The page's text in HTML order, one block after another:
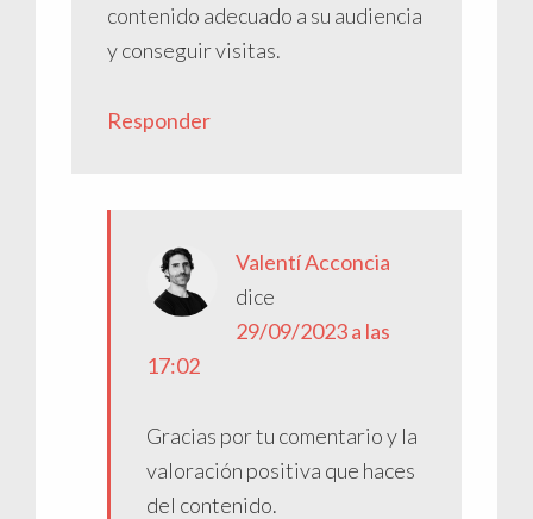
contenido adecuado a su audiencia
y conseguir visitas.
Responder
Valentí Acconcia
dice
29/09/2023 a las
17:02
Gracias por tu comentario y la
valoración positiva que haces
del contenido.